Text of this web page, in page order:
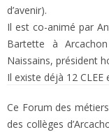
d’avenir).
Il est co-animé par
Bartette à
Naissains, président
Il existe déjà 12 CLEE
Ce Forum des
des collèges